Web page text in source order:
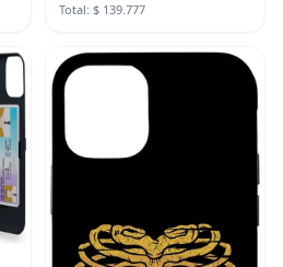
Total: $ 139.777